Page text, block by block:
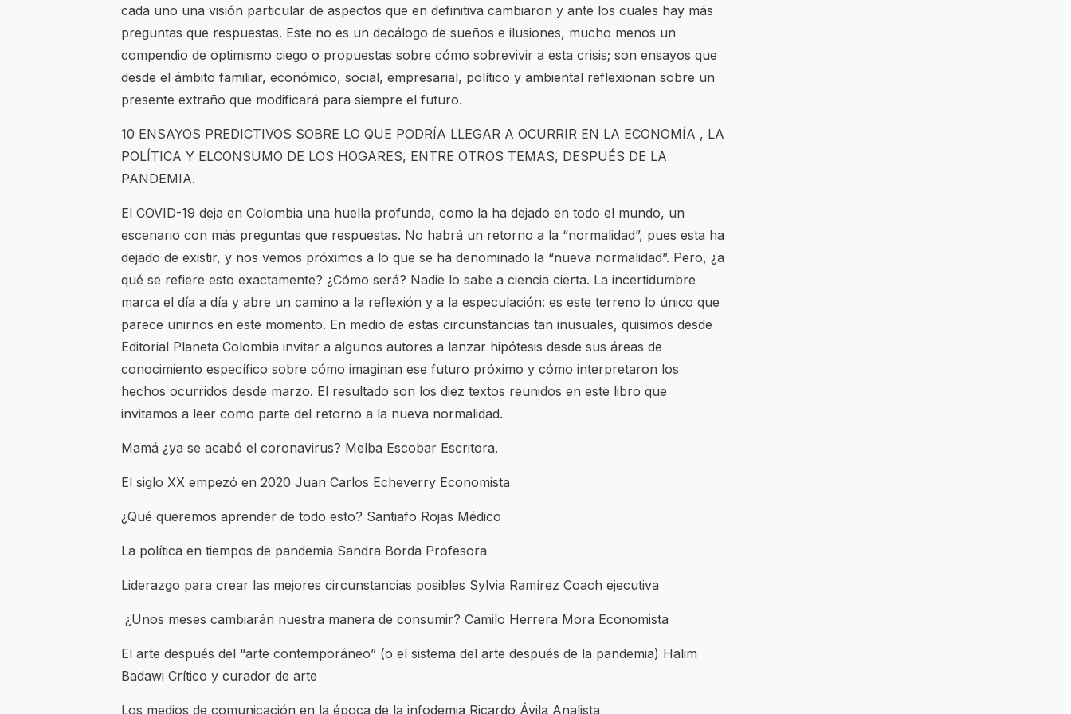
cada uno una visión particular de aspectos que en definitiva cambiaron y ante los cuales hay más
preguntas que respuestas. Este no es un decálogo de sueños e ilusiones, mucho menos un
compendio de optimismo ciego o propuestas sobre cómo sobrevivir a esta crisis; son ensayos que
desde el ámbito familiar, económico, social, empresarial, político y ambiental reflexionan sobre un
presente extraño que modificará para siempre el futuro.
10 ENSAYOS PREDICTIVOS SOBRE LO QUE PODRÍA LLEGAR A OCURRIR EN LA ECONOMÍA , LA
POLÍTICA Y ELCONSUMO DE LOS HOGARES, ENTRE OTROS TEMAS, DESPUÉS DE LA
PANDEMIA.
El COVID-19 deja en Colombia una huella profunda, como la ha dejado en todo el mundo, un
escenario con más preguntas que respuestas. No habrá un retorno a la “normalidad”, pues esta ha
dejado de existir, y nos vemos próximos a lo que se ha denominado la “nueva normalidad”. Pero, ¿a
qué se refiere esto exactamente? ¿Cómo será? Nadie lo sabe a ciencia cierta. La incertidumbre
marca el día a día y abre un camino a la reflexión y a la especulación: es este terreno lo único que
parece unirnos en este momento. En medio de estas circunstancias tan inusuales, quisimos desde
Editorial Planeta Colombia invitar a algunos autores a lanzar hipótesis desde sus áreas de
conocimiento específico sobre cómo imaginan ese futuro próximo y cómo interpretaron los
hechos ocurridos desde marzo. El resultado son los diez textos reunidos en este libro que
invitamos a leer como parte del retorno a la nueva normalidad.
Mamá ¿ya se acabó el coronavirus? Melba Escobar Escritora.
El siglo XX empezó en 2020 Juan Carlos Echeverry Economista
¿Qué queremos aprender de todo esto? Santiafo Rojas Médico
La política en tiempos de pandemia Sandra Borda Profesora
Liderazgo para crear las mejores circunstancias posibles Sylvia Ramírez Coach ejecutiva
¿Unos meses cambiarán nuestra manera de consumir? Camilo Herrera Mora Economista
El arte después del “arte contemporáneo” (o el sistema del arte después de la pandemia) Halim
Badawi Crítico y curador de arte
Los medios de comunicación en la época de la infodemia Ricardo Ávila Analista